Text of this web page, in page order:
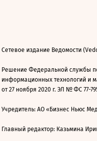
Сетевое издание Ведомости
Решение Федеральной службы
информационных технологий и
от 27 ноября 2020 г. ЭЛ № ФС 77-
Учредитель: АО «Бизнес Ньюс
Главный редактор: Казьмина